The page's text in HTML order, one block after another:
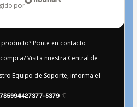
por
Ponte en contacto
Visita nuestra Central de
Equipo de Soporte, informa el
5379